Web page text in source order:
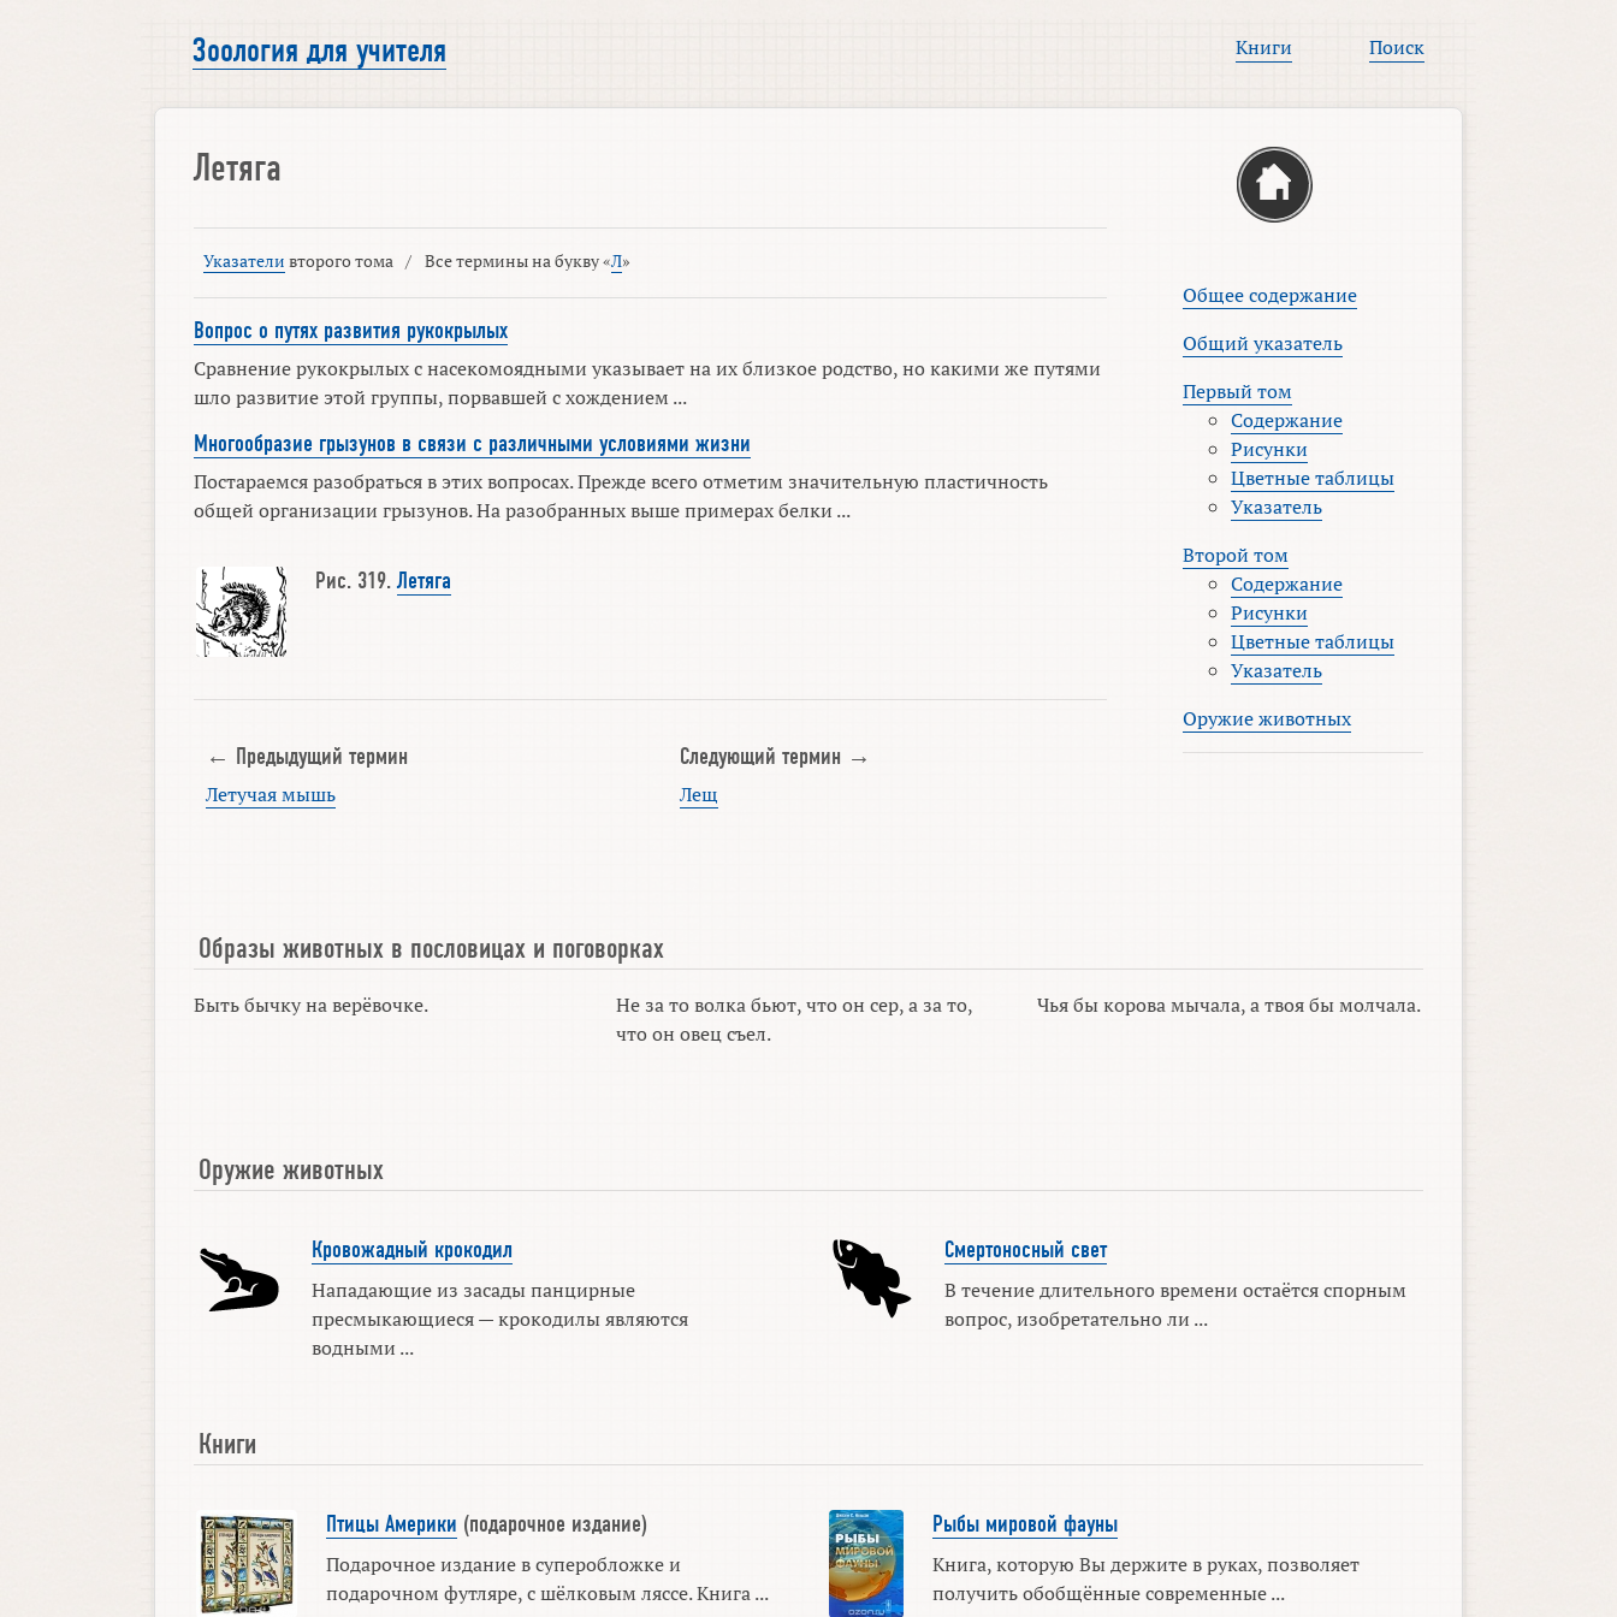
Зоология для учителя Книги Поиск
Летяга
Указатели второго тома / Все термины на букву «Л»
Вопрос о путях развития рукокрылых
Сравнение рукокрылых с насекомоядными указывает на их близкое родство, но какими же путями
шло развитие этой группы, порвавшей с хождением ...
Многообразие грызунов в связи с различными условиями жизни
Постараемся разобраться в этих вопросах. Прежде всего отметим значительную пластичность
общей организации грызунов. На разобранных выше примерах белки ...
Рис. 319.Летяга
← Предыдущий термин
Летучая мышь
Следующий термин →
Лещ
Общее содержание
Общий указатель
Первый том
Содержание
Рисунки
Цветные таблицы
Указатель
Второй том
Содержание
Рисунки
Цветные таблицы
Указатель
Оружие животных
Образы животных в пословицах и поговорках
Быть бычку на верёвочке.
Не за то волка бьют, что он сер, а за то,
что он овец съел.
Чья бы корова мычала, а твоя бы молчала.
Оружие животных
Кровожадный крокодил
Нападающие из засады панцирные
пресмыкающиеся — крокодилы являются
водными ...
Смертоносный свет
В течение длительного времени остаётся спорным
вопрос, изобретательно ли ...
Книги
Птицы Америки (подарочное издание)
Подарочное издание в суперобложке и
подарочном футляре, с шёлковым ляссе. Книга ...
Рыбы мировой фауны
Книга, которую Вы держите в руках, позволяет
получить обобщённые современные ...